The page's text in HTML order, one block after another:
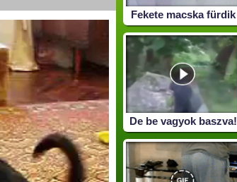
Fekete macska fürdik
De be vagyok baszva!